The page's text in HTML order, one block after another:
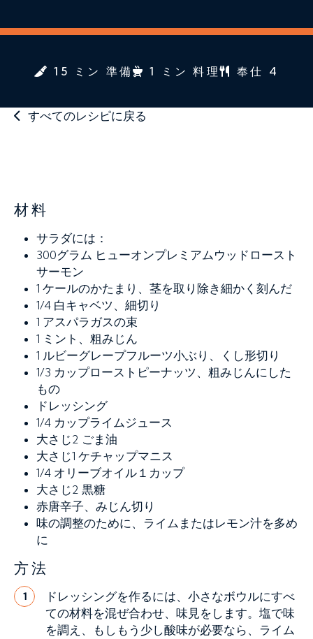
15 ミン 準備 1 ミン 料理 奉仕 4
すべてのレシピに戻る
材料
サラダには：
300グラム ヒューオンプレミアムウッドロースト
サーモン
1 ケールのかたまり、茎を取り除き細かく刻んだ
1/4 白キャベツ、細切り
1 アスパラガスの束
1 ミント、粗みじん
1 ルビーグレープフルーツ小ぶり、くし形切り
1/3 カップローストピーナッツ、粗みじんにした
もの
ドレッシング
1/4 カップライムジュース
大さじ2 ごま油
大さじ1 ケチャップマニス
1/4 オリーブオイル１カップ
大さじ2 黒糖
赤唐辛子、みじん切り
味の調整のために、ライムまたはレモン汁を多め
に
方法
1
ドレッシングを作るには、小さなボウルにすべ
ての材料を混ぜ合わせ、味見をします。塩で味
を調え、もしもう少し酸味が必要なら、ライム